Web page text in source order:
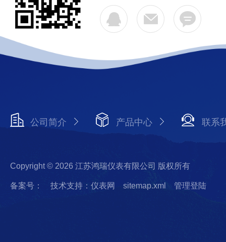
公司简介 产品中心 联系
Copyright © 2026 江苏鸿瑞仪表有限公司 版权所有
备案号： 技术支持：仪表网 sitemap.xml 管理登陆